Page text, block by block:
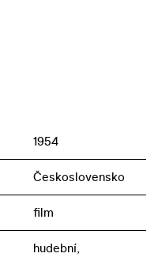
1954
Československo
film
hudební,